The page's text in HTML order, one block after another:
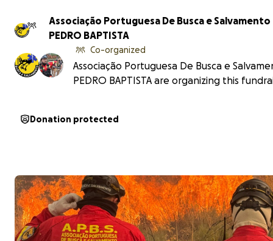
Associação Portuguesa De Busca e Salvamento
PEDRO BAPTISTA
Co-organized
Associação Portuguesa De Busca e
PEDRO BAPTISTA are organizing this
Donation protected